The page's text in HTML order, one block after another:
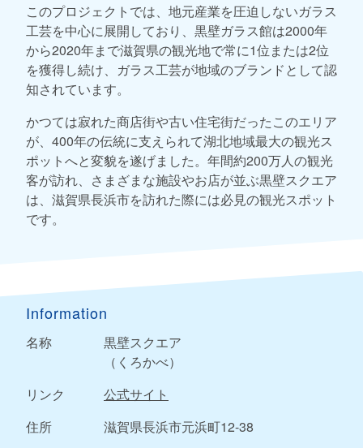
このプロジェクトでは、地元産業を圧迫しないガラス
工芸を中心に展開しており、黒壁ガラス館は2000年
から2020年まで滋賀県の観光地で常に1位または2位
を獲得し続け、ガラス工芸が地域のブランドとして認
知されています。
かつては寂れた商店街や古い住宅街だったこのエリア
が、400年の伝統に支えられて湖北地域最大の観光ス
ポットへと変貌を遂げました。年間約200万人の観光
客が訪れ、さまざまな施設やお店が並ぶ黒壁スクエア
は、滋賀県長浜市を訪れた際には必見の観光スポット
です。
Information
名称
黒壁スクエア
（くろかべ）
リンク
公式サイト
住所
滋賀県長浜市元浜町12-38